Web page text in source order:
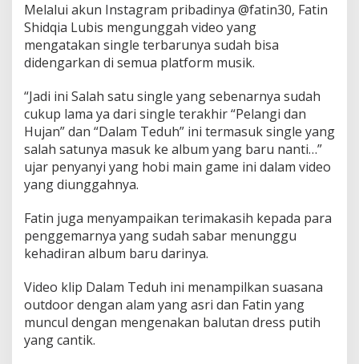
Melalui akun Instagram pribadinya @fatin30, Fatin
Shidqia Lubis mengunggah video yang
mengatakan single terbarunya sudah bisa
didengarkan di semua platform musik.
“Jadi ini Salah satu single yang sebenarnya sudah
cukup lama ya dari single terakhir “Pelangi dan
Hujan” dan “Dalam Teduh” ini termasuk single yang
salah satunya masuk ke album yang baru nanti…”
ujar penyanyi yang hobi main game ini dalam video
yang diunggahnya.
Fatin juga menyampaikan terimakasih kepada para
penggemarnya yang sudah sabar menunggu
kehadiran album baru darinya.
Video klip Dalam Teduh ini menampilkan suasana
outdoor dengan alam yang asri dan Fatin yang
muncul dengan mengenakan balutan dress putih
yang cantik.